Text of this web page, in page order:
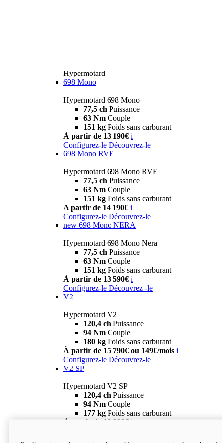
Hypermotard
698 Mono
Hypermotard 698 Mono
77,5 ch Puissance
63 Nm Couple
151 kg Poids sans carburant
À partir de 13 190€ i
Configurez-le Découvrez-le
698 Mono RVE
Hypermotard 698 Mono RVE
77,5 ch Puissance
63 Nm Couple
151 kg Poids sans carburant
A partir de 14 190€ i
Configurez-le Découvrez-le
new 698 Mono NERA
Hypermotard 698 Mono Nera
77,5 ch Puissance
63 Nm Couple
151 kg Poids sans carburant
À partir de 13 590€ i
Configurez-le Découvrez -le
V2
Hypermotard V2
120,4 ch Puissance
94 Nm Couple
180 kg Poids sans carburant
À partir de 15 790€ ou 149€/mois i
Configurez-le Découvrez-le
V2 SP
Hypermotard V2 SP
120,4 ch Puissance
94 Nm Couple
177 kg Poids sans carburant
À partir de 19 990€ i
new
V2 SP 100